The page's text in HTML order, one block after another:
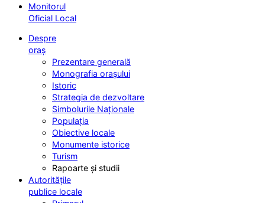
Monitorul
Oficial Local
Despre
oraș
Prezentare generală
Monografia orașului
Istoric
Strategia de dezvoltare
Simbolurile Naționale
Populația
Obiective locale
Monumente istorice
Turism
Rapoarte și studii
Autoritățile
publice locale